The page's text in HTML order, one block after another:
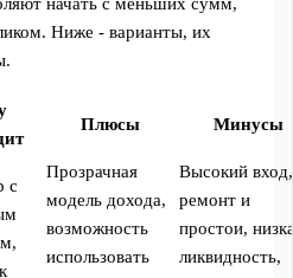
Ниже - варианты, их
Плюсы Минусы
с
Прозрачная
модель дохода,
возможность
использовать
Высокий вход,
ремонт и
простои,
ликвидность,